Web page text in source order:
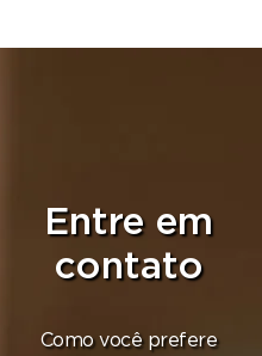
Entre em
contato
Como você prefere